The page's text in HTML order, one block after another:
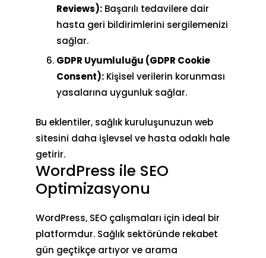
Reviews): Başarılı tedavilere dair
hasta geri bildirimlerini sergilemenizi
sağlar.
GDPR Uyumluluğu (GDPR Cookie
Consent): Kişisel verilerin korunması
yasalarına uygunluk sağlar.
Bu eklentiler, sağlık kuruluşunuzun web
sitesini daha işlevsel ve hasta odaklı hale
getirir.
WordPress ile SEO
Optimizasyonu
WordPress, SEO çalışmaları için ideal bir
platformdur. Sağlık sektöründe rekabet
gün geçtikçe artıyor ve arama